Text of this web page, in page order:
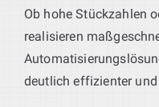
Ob hohe Stückzahlen
realisieren
deutlich effizienter